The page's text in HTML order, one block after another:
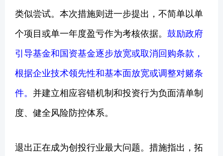
类似尝试。本次措施则进一步提出，不简单以单
个项目或单一年度盈亏作为考核依据。 鼓励政府
引导基金和国资基金逐步放宽或取消回购条款，
根据企业技术领先性和基本面放宽或调整对赌条
件。 并建立相应容错机制和投资行为负面清单制
度、健全风险防控体系。
退出正在成为创投行业最大问题。措施指出，拓